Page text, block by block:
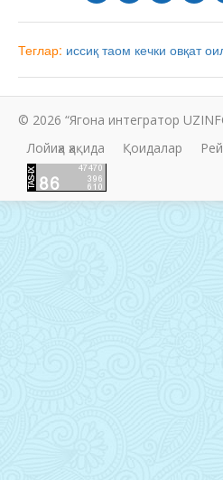
Теглар: иссиқ таом кечки овқат
© 2026 “Ягона интегратор
Лойиҳа ҳақида
Қоидалар